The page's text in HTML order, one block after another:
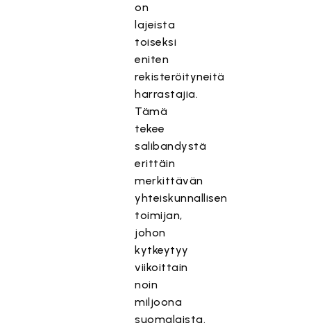
on
lajeista
toiseksi
eniten
rekisteröityneitä
harrastajia.
Tämä
tekee
salibandystä
erittäin
merkittävän
yhteiskunnallisen
toimijan,
johon
kytkeytyy
viikoittain
noin
miljoona
suomalaista.